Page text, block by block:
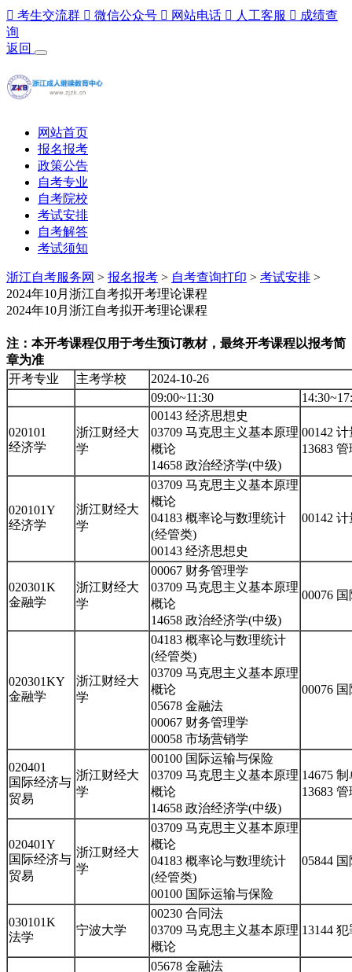
 考生交流群  微信公众号  网站电话  人工客服  成绩查
询
返回
网站首页
报名报考
政策公告
自考专业
自考院校
考试安排
自考解答
考试须知
浙江自考服务网 > 报名报考 > 自考查询打印 > 考试安排 >
2024年10月浙江自考拟开考理论课程
2024年10月浙江自考拟开考理论课程
注：本开考课程仅用于考生预订教材，最终开考课程以报考简
章为准
开考专业
主考学校
2024-10-26
09:00~11:30
020101
经济学
浙江财经大
学
00143 经济思想史
03709 马克思主义基本原理
概论
14658 政治经济学(中级)
00142
13683
020101Y
经济学
浙江财经大
学
03709 马克思主义基本原理
概论
04183 概率论与数理统计
(经管类)
00143 经济思想史
00142
020301K
金融学
浙江财经大
学
00067 财务管理学
03709 马克思主义基本原理
概论
14658 政治经济学(中级)
00076
020301KY
金融学
浙江财经大
学
04183 概率论与数理统计
(经管类)
03709 马克思主义基本原理
概论
05678 金融法
00067 财务管理学
00058 市场营销学
00076
020401
国际经济与
贸易
浙江财经大
学
00100 国际运输与保险
03709 马克思主义基本原理
概论
14658 政治经济学(中级)
14675
13683
020401Y
国际经济与
贸易
浙江财经大
学
03709 马克思主义基本原理
概论
04183 概率论与数理统计
(经管类)
00100 国际运输与保险
05844
030101K
法学
宁波大学
00230 合同法
03709 马克思主义基本原理
概论
13144
05678 金融法